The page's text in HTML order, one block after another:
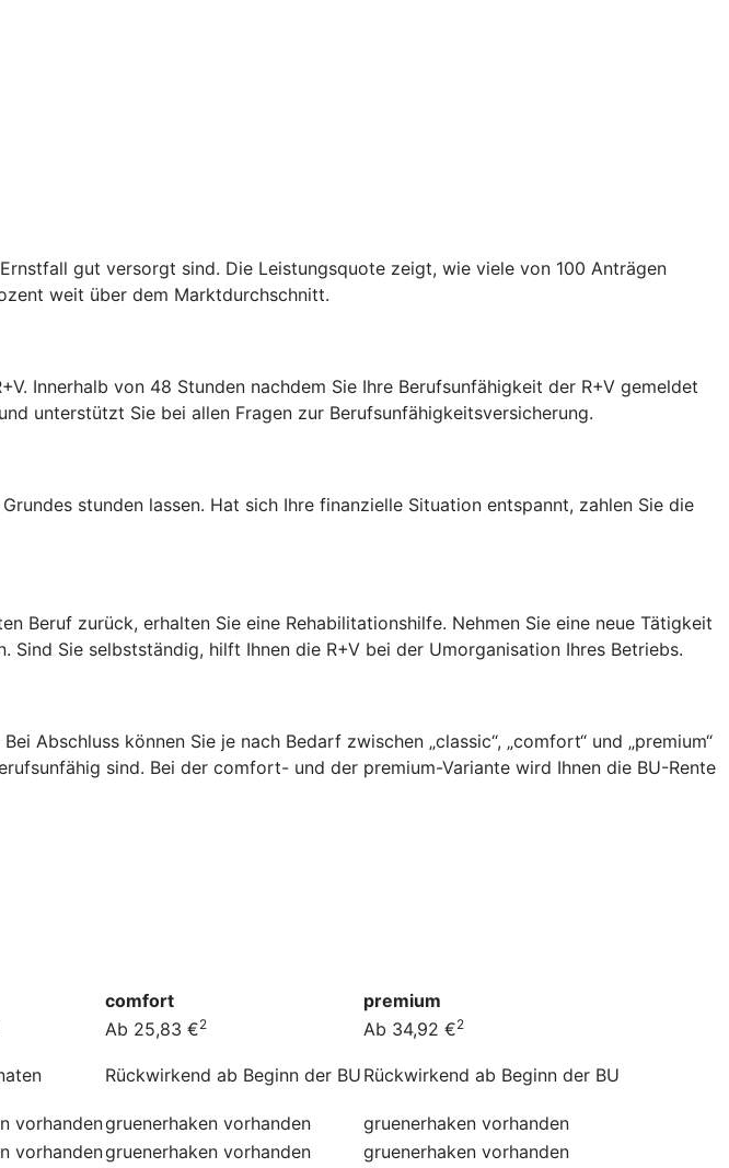
gut versorgt sind. Die Leistungsquote zeigt, wie viele von 100 Anträgen
weit über dem Marktdurchschnitt.
Innerhalb von 48 Stunden nachdem Sie Ihre Berufsunfähigkeit der R+V gemeldet
unterstützt Sie bei allen Fragen zur Berufsunfähigkeitsversicherung.
stunden lassen. Hat sich Ihre finanzielle Situation entspannt, zahlen Sie die
Beruf zurück, erhalten Sie eine Rehabilitationshilfe. Nehmen Sie eine neue Tätigkeit
Sie selbstständig, hilft Ihnen die R+V bei der Umorganisation Ihres Betriebs.
Abschluss können Sie je nach Bedarf zwischen „classic“, „comfort“ und „premium“
sind. Bei der comfort- und der premium-Variante wird Ihnen die BU-Rente
comfort
premium
Ab 25,83 €2 Ab 34,92 €2
Rückwirkend ab Beginn der BU Rückwirkend ab Beginn der BU
vorhandengruenerhaken vorhanden gruenerhaken vorhanden
vorhandengruenerhaken vorhanden gruenerhaken vorhanden